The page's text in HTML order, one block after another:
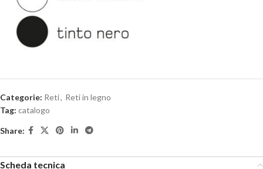
Categorie: Reti, Reti in legno
Tag: catalogo
Share:
Scheda tecnica